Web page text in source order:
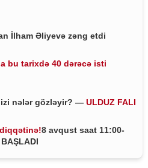
İlham Əliyevə zəng etdi
bu tarixdə 40 dərəcə isti
nələr gözləyir? — ULDUZ FALI
8 avqust saat 11:00-